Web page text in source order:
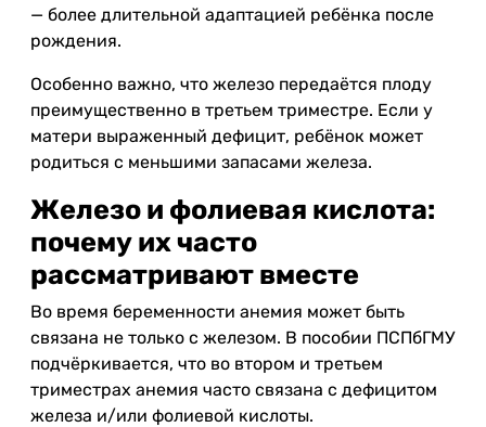
— более длительной адаптацией ребёнка после
рождения.
Особенно важно, что железо передаётся плоду
преимущественно в третьем триместре. Если у
матери выраженный дефицит, ребёнок может
родиться с меньшими запасами железа.
Железо и фолиевая кислота:
почему их часто
рассматривают вместе
Во время беременности анемия может быть
связана не только с железом. В пособии ПСПбГМУ
подчёркивается, что во втором и третьем
триместрах анемия часто связана с дефицитом
железа и/или фолиевой кислоты.